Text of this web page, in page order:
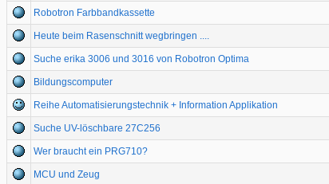
Robotron Farbbandkassette
Heute beim Rasenschnitt wegbringen ....
Suche erika 3006 und 3016 von Robotron Optima
Bildungscomputer
Reihe Automatisierungstechnik + Information Applikation
Suche UV-löschbare 27C256
Wer braucht ein PRG710?
MCU und Zeug